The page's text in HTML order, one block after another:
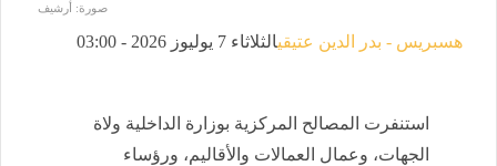
صورة: أرشيف
هسبريس - بدر الدين عتيقيالثلاثاء 7 يوليوز 2026 - 03:00
استنفرت المصالح المركزية بوزارة الداخلية ولاة
الجهات، وعمال العمالات والأقاليم، ورؤساء